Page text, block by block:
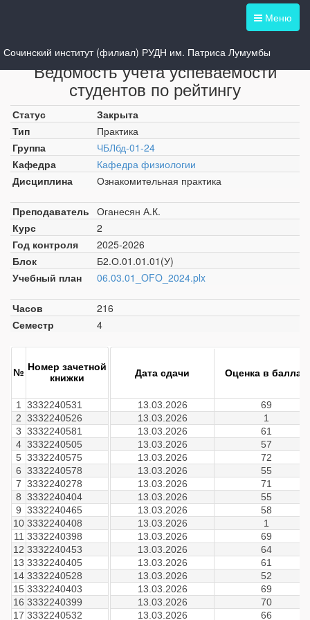
Меню
Сочинский институт (филиал) РУДН им. Патриса Лумумбы
Ведомость учета успеваемости
студентов по рейтингу
Статус
Закрыта
Тип
Практика
Группа
ЧБЛбд-01-24
Кафедра
Кафедра физиологии
Дисциплина
Ознакомительная практика
Преподаватель Оганесян А.К.
Курс
2
Год контроля
2025-2026
Блок
Б2.О.01.01.01(У)
Учебный план
06.03.01_OFO_2024.plx
Часов
216
Семестр
4
№ Номер зачетной
книжки
1
3332240531
2 3332240526
3 3332240581
4 3332240505
5 3332240575
6 3332240578
7 3332240278
8 3332240404
9 3332240465
10 3332240408
11 3332240398
12 3332240453
13 3332240405
14 3332240528
15 3332240403
16 3332240399
17 3332240532
Дата сдачи Оценка в баллах
13.03.2026
69
13.03.2026
1
13.03.2026
61
13.03.2026
57
13.03.2026
72
13.03.2026
55
13.03.2026
71
13.03.2026
55
13.03.2026
58
13.03.2026
1
13.03.2026
69
13.03.2026
64
13.03.2026
61
13.03.2026
52
13.03.2026
69
13.03.2026
70
13.03.2026
66